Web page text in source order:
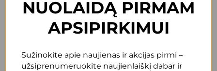
NUOLAIDĄ PIRMAM
APSIPIRKIMUI
Sužinokite apie naujienas ir akcijas pirmi –
užsiprenumeruokite naujienlaiškį dabar ir